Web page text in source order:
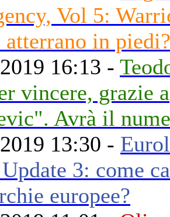
Vol 5:
atterrano in piedi?
16:13 -
vincere, grazie a
Avrà il
13:30 -
3: come
europee?